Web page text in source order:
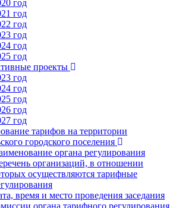
год
год
год
год
год
год
проекты
год
год
год
год
год
тарифов на территории
городского поселения
органа регулирования
организаций, в отношении
осуществляются тарифные
время и место проведения заседания
органа тарифного регулирования,